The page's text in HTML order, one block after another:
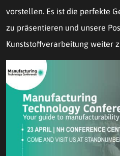
vorstellen. Es ist die perfekte
zu präsentieren und unsere
Kunststoffverarbeitung weiter